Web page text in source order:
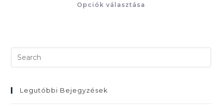
Opciók választása
Legutóbbi Bejegyzések